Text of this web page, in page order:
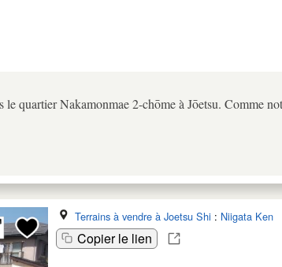
quartier Nakamonmae 2-chōme à Jōetsu. Comme
Terrains à vendre à Joetsu Shi : Niigata Ken
Copier le lien